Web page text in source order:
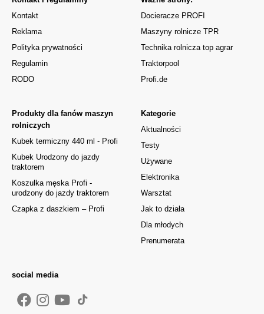
Kontakt
Reklama
Polityka prywatności
Regulamin
RODO
Kategorie
Aktualności
Testy
Używane
Elektronika
Warsztat
Jak to działa
Dla młodych
Prenumerata
Produkty dla fanów maszyn
rolniczych
Kubek termiczny 440 ml - Profi
Kubek Urodzony do jazdy
traktorem
Koszulka męska Profi -
urodzony do jazdy traktorem
Czapka z daszkiem – Profi
Docieracze PROFI
Maszyny rolnicze TPR
Technika rolnicza top agrar
Traktorpool
Profi.de
social media